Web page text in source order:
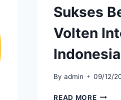
Sukses
Volten
Indonesia
By admin 09/12/
READ MORESUKSES